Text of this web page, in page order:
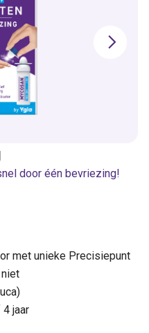
door één bevriezing!
met unieke Precisiepunt
jaar